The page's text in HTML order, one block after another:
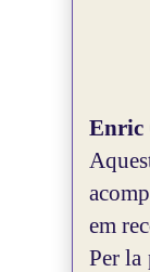
Enric
em
Per la